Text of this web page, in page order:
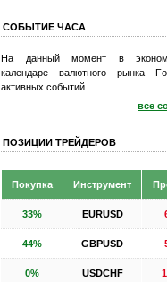
СОБЫТИЕ ЧАСА
На данный момент в
календаре валютного рынка
активных событий.
все
ПОЗИЦИИ ТРЕЙДЕРОВ
Покупка Инструмент
33% EURUSD
44% GBPUSD
0% USDCHF